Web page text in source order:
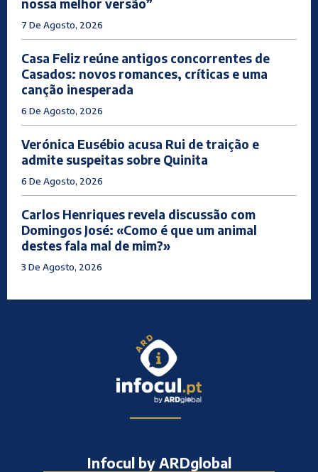
nossa melhor versão”
7 De Agosto, 2026
Casa Feliz reúne antigos concorrentes de
Casados: novos romances, críticas e uma
canção inesperada
6 De Agosto, 2026
Verónica Eusébio acusa Rui de traição e
admite suspeitas sobre Quinita
6 De Agosto, 2026
Carlos Henriques revela discussão com
Domingos José: «Como é que um animal
destes fala mal de mim?»
3 De Agosto, 2026
Infocul by ARDglobal